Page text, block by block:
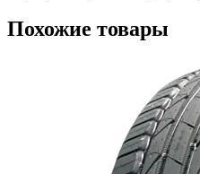
Похожие товары